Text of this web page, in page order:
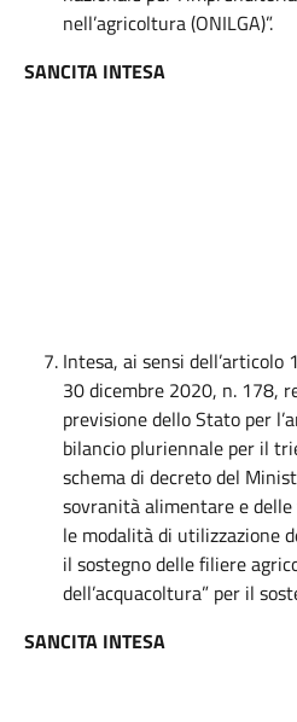
nell’agricoltura (ONILGA)”.
SANCITA INTESA
Intesa, ai sensi dell’articolo
30 dicembre 2020, n. 178,
previsione dello Stato per
bilancio pluriennale per il
schema di decreto del
sovranità alimentare e
le modalità di utilizzazione
il sostegno delle filiere
dell’acquacoltura” per il
SANCITA INTESA